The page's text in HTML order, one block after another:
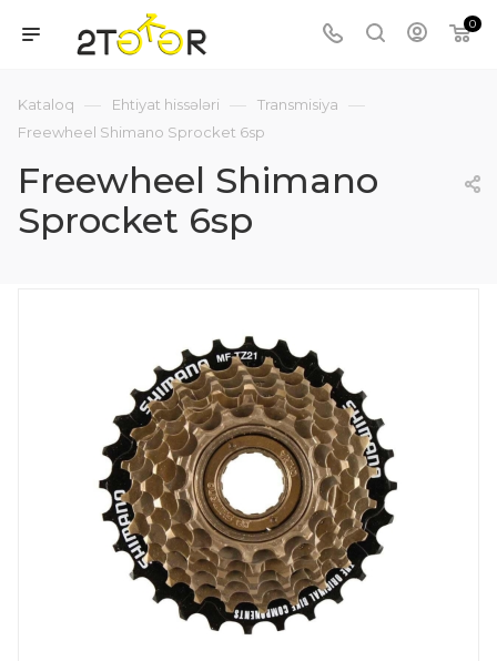
0
Kataloq — Ehtiyat hissələri — Transmisiya —
Freewheel Shimano Sprocket 6sp
Freewheel Shimano
Sprocket 6sp